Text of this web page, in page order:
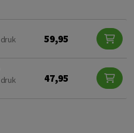
59,95
47,95